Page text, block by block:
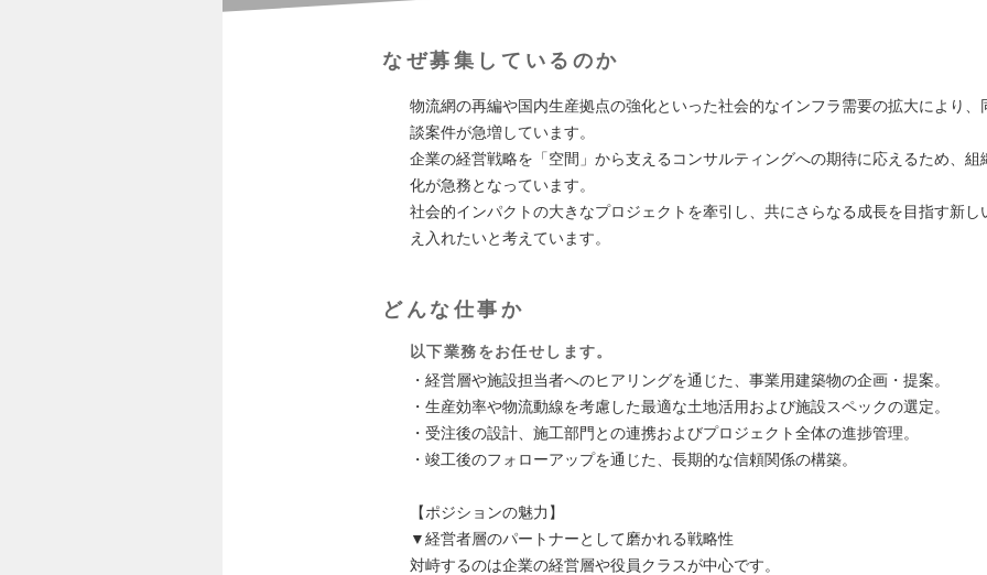
なぜ募集しているのか
物流網の再編や国内生産拠点の強化といった社会的なインフラ需要の拡大により、
談案件が急増しています。
企業の経営戦略を「空間」から支えるコンサルティングへの期待に応えるため、組
化が急務となっています。
社会的インパクトの大きなプロジェクトを牽引し、共にさらなる成長を目指す新し
え入れたいと考えています。
どんな仕事か
以下業務をお任せします。
・経営層や施設担当者へのヒアリングを通じた、事業用建築物の企画・提案。
・生産効率や物流動線を考慮した最適な土地活用および施設スペックの選定。
・受注後の設計、施工部門との連携およびプロジェクト全体の進捗管理。
・竣工後のフォローアップを通じた、長期的な信頼関係の構築。
【ポジションの魅力】
▼経営者層のパートナーとして磨かれる戦略性
対峙するのは企業の経営層や役員クラスが中心です。